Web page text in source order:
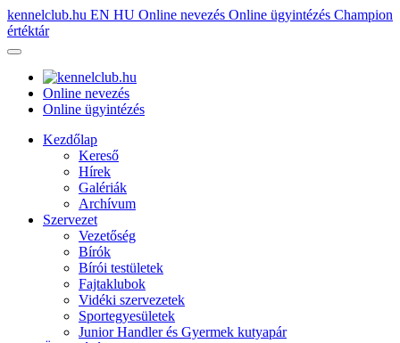
kennelclub.hu EN HU Online nevezés Online ügyintézés Champion
értéktár
Online nevezés
Online ügyintézés
Kezdőlap
Kereső
Hírek
Galériák
Archívum
Szervezet
Vezetőség
Bírók
Bírói testületek
Fajtaklubok
Vidéki szervezetek
Sportegyesületek
Junior Handler és Gyermek kutyapár